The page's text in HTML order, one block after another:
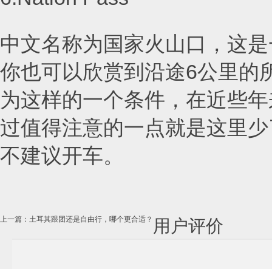
中文名称为国家火山口，这
你也可以欣赏到沿途6公里的
为这样的一个条件，在近些
过值得注意的一点就是这里
不建议开车。
上一篇：土耳其跟团还是自由行，哪个更合适？ 用户评价